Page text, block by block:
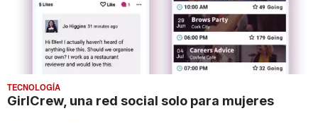
TECNOLOGÍA
GirlCrew, una red social solo para mujeres